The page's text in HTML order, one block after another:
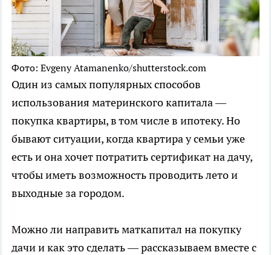
Фото: Evgeny Atamanenko/shutterstock.com
Один из самых популярных способов
использования материнского капитала —
покупка квартиры, в том числе в ипотеку. Но
бывают ситуации, когда квартира у семьи уже
есть и она хочет потратить сертификат на дачу,
чтобы иметь возможность проводить лето и
выходные за городом.
Можно ли направить маткапитал на покупку
дачи и как это сделать — рассказываем вместе с